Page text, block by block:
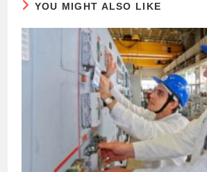
YOU MIGHT ALSO LIKE